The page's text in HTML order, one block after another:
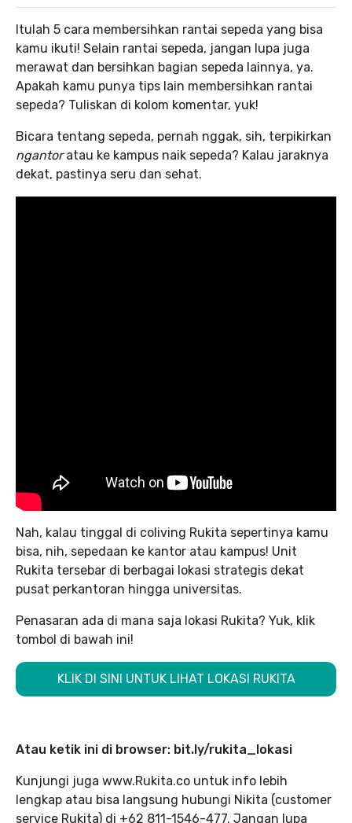
Itulah 5 cara membersihkan rantai sepeda yang bisa
kamu ikuti! Selain rantai sepeda, jangan lupa juga
merawat dan bersihkan bagian sepeda lainnya, ya.
Apakah kamu punya tips lain membersihkan rantai
sepeda? Tuliskan di kolom komentar, yuk!
Bicara tentang sepeda, pernah nggak, sih, terpikirkan
ngantoratau ke kampus naik sepeda? Kalau jaraknya
dekat, pastinya seru dan sehat.
Nah, kalau tinggal di coliving Rukita sepertinya kamu
bisa, nih, sepedaan ke kantor atau kampus! Unit
Rukita tersebar di berbagai lokasi strategis dekat
pusat perkantoran hingga universitas.
Penasaran ada di mana saja lokasi Rukita? Yuk, klik
tombol di bawah ini!
KLIK DI SINI UNTUK LIHAT LOKASI RUKITA
Atau ketik ini di browser: bit.ly/rukita_lokasi
Kunjungi juga www.Rukita.co untuk info lebih
lengkap atau bisa langsung hubungi Nikita (customer
service Rukita) di +62 811-1546-477. Jangan lupa